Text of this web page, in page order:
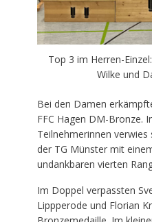
Top 3 im Herren-
Wilke und
Bei den Damen
FFC Hagen DM-Bronze.
Teilnehmerinnen
der TG Münster mit
undankbaren vierten
Im Doppel verpassten
Lippperode und Florian